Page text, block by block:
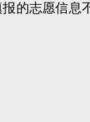
的志愿信息